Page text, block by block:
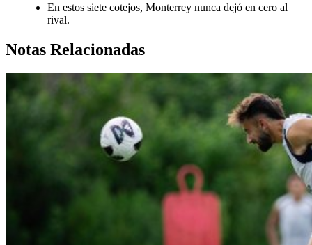
En estos siete cotejos, Monterrey nunca dejó en cero al
rival.
Notas Relacionadas